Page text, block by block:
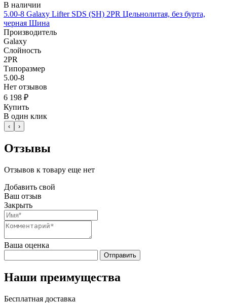
В наличии
5.00-8 Galaxy Lifter SDS (SH) 2PR Цельнолитая, без бурта,
черная Шина
Производитель
Galaxy
Слойность
2PR
Типоразмер
5.00-8
Нет отзывов
6 198 ₽
Купить
В один клик
‹ ›
Отзывы
Отзывов к товару еще нет
Добавить свой
Ваш отзыв
Закрыть
Ваша оценка
Отправить
Наши преимущества
Бесплатная доставка